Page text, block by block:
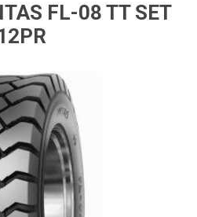
FL-08 TT SET